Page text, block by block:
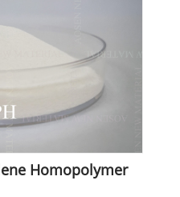
Homopolymer